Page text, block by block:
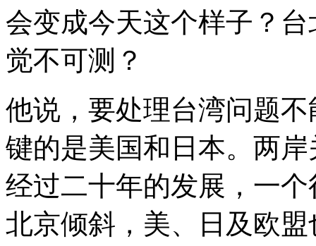
会变成今天这个样子？
觉不可测？
他说，要处理台湾问题
键的是美国和日本。两
经过二十年的发展，一
北京倾斜，美、日及欧